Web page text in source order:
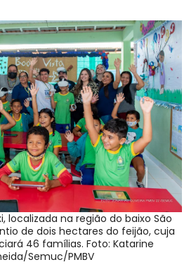
localizada na região do baixo São
de dois hectares do feijão, cuja
46 famílias. Foto: Katarine
Semuc/PMBV